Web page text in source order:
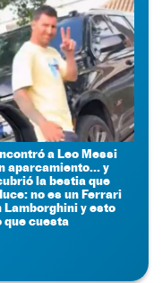
a Leo Messi
aparcamiento... y
la bestia que
no es un Ferrari
Lamborghini y esto
que cuesta